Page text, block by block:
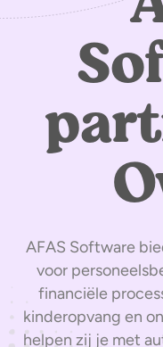
AFAS Software
voor
financiële
kinderopvang en
helpen zij je met